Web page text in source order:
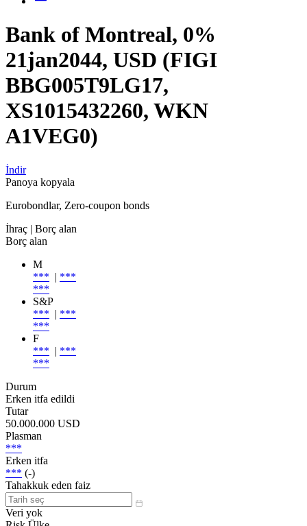
Bank of Montreal, 0%
21jan2044, USD (FIGI
BBG005T9LG17,
XS1015432260, WKN
A1VEG0)
İndir
Panoya kopyala
Eurobondlar, Zero-coupon bonds
İhraç | Borç alan
Borç alan
M
*** | ***
***
S&P
*** | ***
***
F
*** | ***
***
Durum
Erken itfa edildi
Tutar
50.000.000 USD
Plasman
***
Erken itfa
*** (-)
Tahakkuk eden faiz
Veri yok